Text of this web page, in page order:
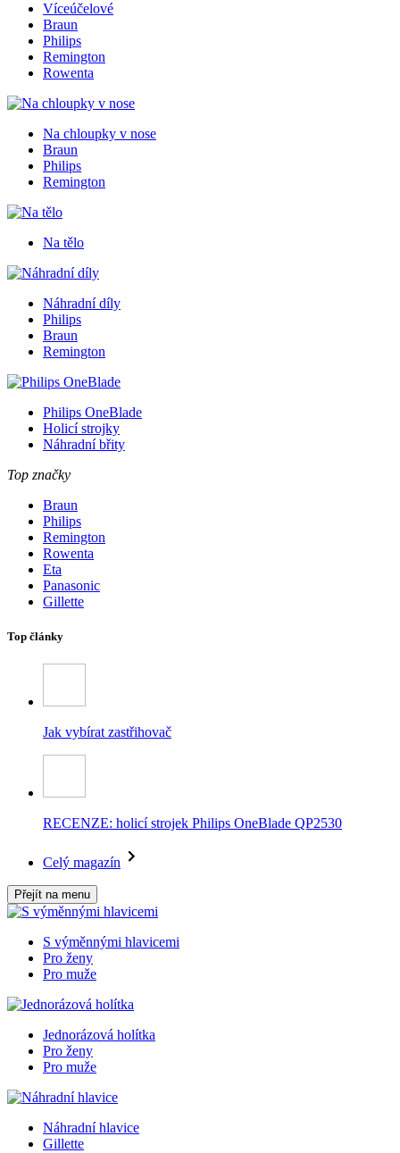
Víceúčelové
Braun
Philips
Remington
Rowenta
Na chloupky v nose
Braun
Philips
Remington
Na tělo
Náhradní díly
Philips
Braun
Remington
Philips OneBlade
Holicí strojky
Náhradní břity
Top značky
Braun
Philips
Remington
Rowenta
Eta
Panasonic
Gillette
Top články
Jak vybírat zastřihovač
RECENZE: holicí strojek Philips OneBlade QP2530
Celý magazín
Přejít na menu
S výměnnými hlavicemi
Pro ženy
Pro muže
Jednorázová holítka
Pro ženy
Pro muže
Náhradní hlavice
Gillette